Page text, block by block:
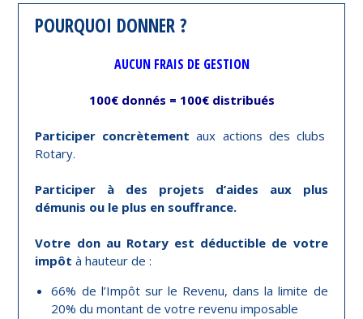
POURQUOI DONNER ?
AUCUN FRAIS DE GESTION
100€ donnés = 100€ distribués
Participer concrètement aux actions des clubs
Rotary.
Participer à des projets d’aides aux plus
démunis ou le plus en souffrance.
Votre don au Rotary est déductible de votre
impôt à hauteur de :
66% de l’Impôt sur le Revenu, dans la limite de
20% du montant de votre revenu imposable